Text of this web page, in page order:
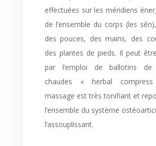
effectuées sur les méridiens
de l’ensemble du corps (les
des pouces, des mains, des
des plantes de pieds. Il peut
par l’emploi de ballotins de
chaudes « herbal
massage est très tonifiant et
l’ensemble du système
l’assouplissant.